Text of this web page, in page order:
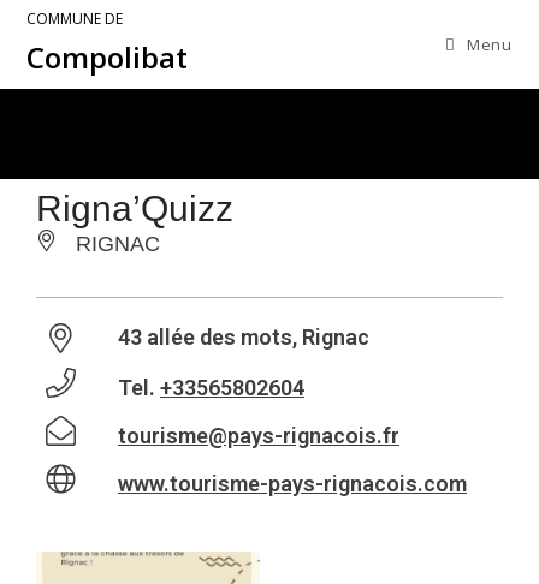
COMMUNE DE
Compolibat Menu
Rigna’Quizz
RIGNAC
43 allée des mots, Rignac
Tel. +33565802604
tourisme@pays-rignacois.fr
www.tourisme-pays-rignacois.com